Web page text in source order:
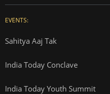
EVENTS:
Sahitya Aaj Tak
India Today Conclave
India Today Youth Summit